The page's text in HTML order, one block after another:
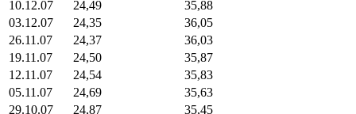
10.12.07
24,49
35,88
03.12.07
24,35
36,05
26.11.07
24,37
36,03
19.11.07
24,50
35,87
12.11.07
24,54
35,83
05.11.07
24,69
35,63
29.10.07
24,87
35,45